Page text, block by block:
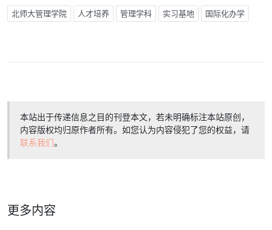
北师大管理学院 人才培养 管理学科 实习基地 国际化办学
本站出于传递信息之目的刊登本文，若未明确标注本站原创，
内容版权均归原作者所有。如您认为内容侵犯了您的权益，请
联系我们。
更多内容